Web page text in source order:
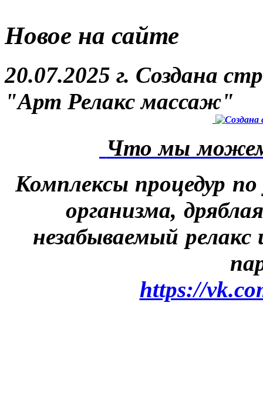
Новое на сайте
20.07.2025 г. Создана
"Арт Релакс массаж"
Что мы
Комплексы процедур
организма,
незабываемый
https://